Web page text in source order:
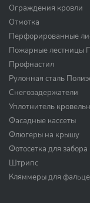
Ограждения кровли
Отмотка
Перфорированные
Пожарные лестницы
Профнастил
Рулонная сталь
Снегозадержатели
Уплотнитель
Фасадные кассеты
Флюгеры на крышу
Фотосетка для забора
Штрипс
Кляммеры для